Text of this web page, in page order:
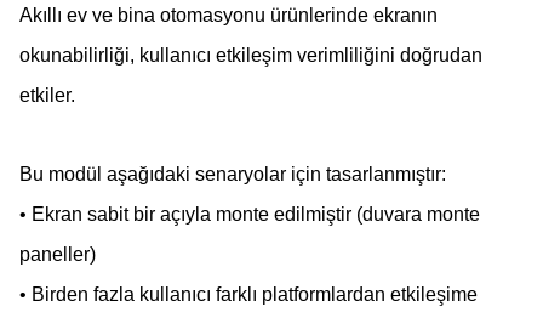
Akıllı ev ve bina otomasyonu ürünlerinde ekranın
okunabilirliği, kullanıcı etkileşim verimliliğini doğrudan
etkiler.
Bu modül aşağıdaki senaryolar için tasarlanmıştır:
• Ekran sabit bir açıyla monte edilmiştir (duvara monte
paneller)
• Birden fazla kullanıcı farklı platformlardan etkileşime